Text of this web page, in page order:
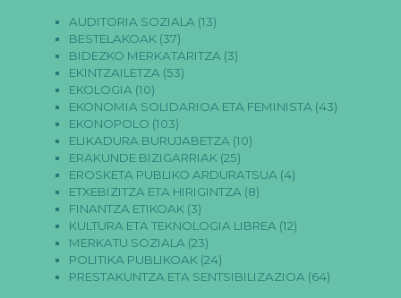
AUDITORIA SOZIALA (13)
BESTELAKOAK (37)
BIDEZKO MERKATARITZA (3)
EKINTZAILETZA (53)
EKOLOGIA (10)
EKONOMIA SOLIDARIOA ETA FEMINISTA (43)
EKONOPOLO (103)
ELIKADURA BURUJABETZA (10)
ERAKUNDE BIZIGARRIAK (25)
EROSKETA PUBLIKO ARDURATSUA (4)
ETXEBIZITZA ETA HIRIGINTZA (8)
FINANTZA ETIKOAK (3)
KULTURA ETA TEKNOLOGIA LIBREA (12)
MERKATU SOZIALA (23)
POLITIKA PUBLIKOAK (24)
PRESTAKUNTZA ETA SENTSIBILIZAZIOA (64)